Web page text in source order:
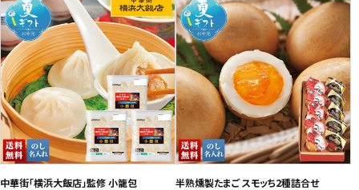
中華街「横浜大飯店」監修 小籠包
半熟燻製たまご スモッち2種詰合せ